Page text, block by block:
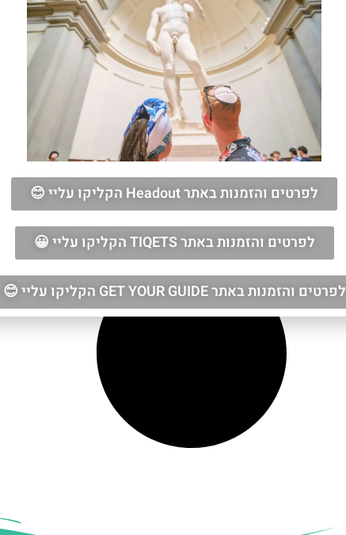
לפרטים והזמנות באתר Headout הקליקו עליי 😊
לפרטים והזמנות באתר TIQETS הקליקו עליי 😀
לפרטים והזמנות באתר GET YOUR GUIDE הקליקו עליי 😊